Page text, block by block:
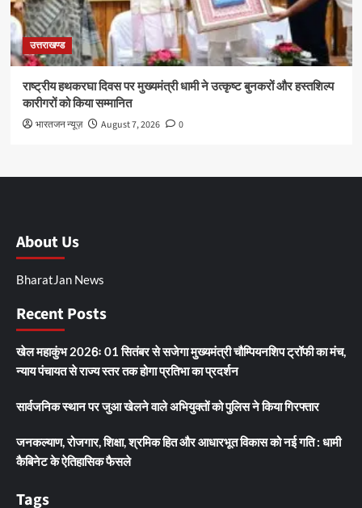
उत्तराखण्ड
राष्ट्रीय हथकरघा दिवस पर मुख्यमंत्री धामी ने उत्कृष्ट बुनकरों और हस्तशिल्प
कारीगरों को किया सम्मानित
भारतजन न्यूज़ August 7, 2026 0
About Us
BharatJan News
Recent Posts
खेल महाकुंभ 2026ः 01 सितंबर से सजेगा मुख्यमंत्री चौम्पियनशिप ट्रॉफी का मंच,
न्याय पंचायत से राज्य स्तर तक होगा प्रतिभा का प्रदर्शन
सार्वजनिक स्थान पर जुआ खेलने वाले अभियुक्तों को पुलिस ने किया गिरफ्तार
जनकल्याण, रोजगार, शिक्षा, श्रमिक हित और आधारभूत विकास को नई गति : धामी
कैबिनेट के ऐतिहासिक फैसले
Tags